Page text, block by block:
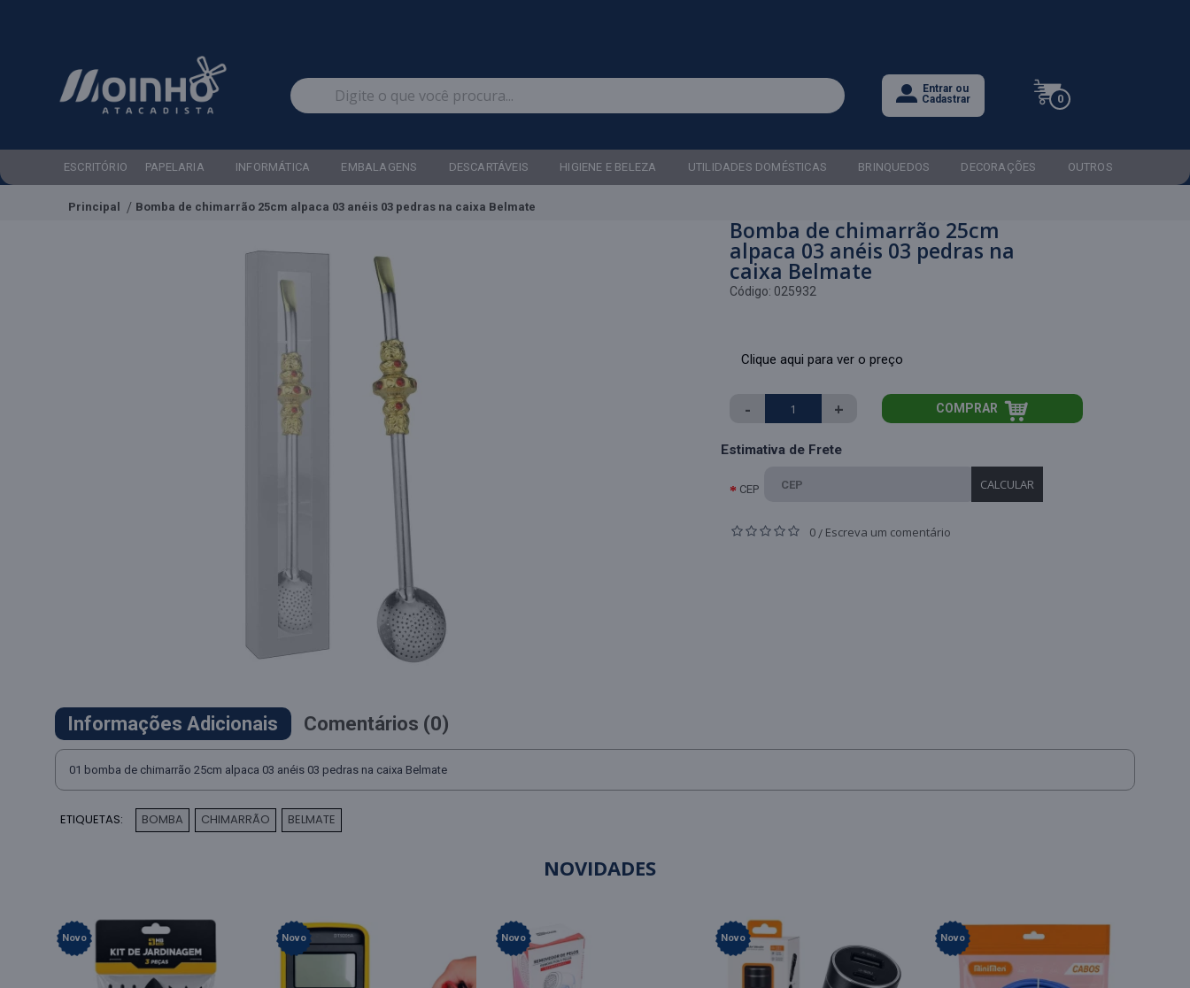
Entrar ou
Cadastrar
0
ESCRITÓRIO PAPELARIA INFORMÁTICA EMBALAGENS DESCARTÁVEIS HIGIENE E BELEZA UTILIDADES DOMÉSTICAS BRINQUEDOS DECORAÇÕES OUTROS
Principal Bomba de chimarrão 25cm alpaca 03 anéis 03 pedras na caixa Belmate
Bomba de chimarrão 25cm
alpaca 03 anéis 03 pedras na
caixa Belmate
Código: 025932
Clique aqui para ver o preço
- + COMPRAR
Estimativa de Frete
CEP CALCULAR
0 / Escreva um comentário
Informações Adicionais Comentários (0)
01 bomba de chimarrão 25cm alpaca 03 anéis 03 pedras na caixa Belmate
ETIQUETAS: BOMBA CHIMARRÃO BELMATE
NOVIDADES
Novo Novo Novo Novo Novo